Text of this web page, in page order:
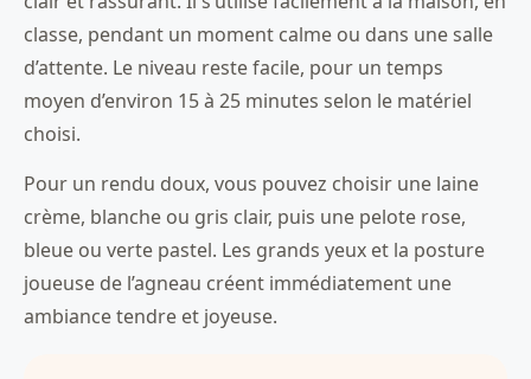
classe, pendant un moment calme ou dans une salle
d’attente. Le niveau reste facile, pour un temps
moyen d’environ 15 à 25 minutes selon le matériel
choisi.
Pour un rendu doux, vous pouvez choisir une laine
crème, blanche ou gris clair, puis une pelote rose,
bleue ou verte pastel. Les grands yeux et la posture
joueuse de l’agneau créent immédiatement une
ambiance tendre et joyeuse.